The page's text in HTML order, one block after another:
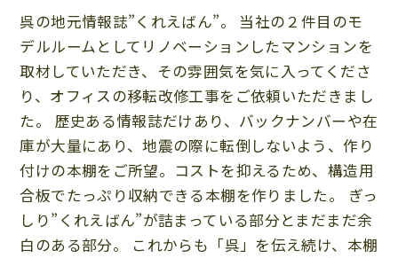
呉の地元情報誌”くれえばん”。 当社の２件目のモ
デルルームとしてリノベーションしたマンションを
取材していただき、その雰囲気を気に入ってくださ
り、オフィスの移転改修工事をご依頼いただきまし
た。 歴史ある情報誌だけあり、バックナンバーや在
庫が大量にあり、地震の際に転倒しないよう、作り
付けの本棚をご所望。コストを抑えるため、構造用
合板でたっぷり収納できる本棚を作りました。 ぎっ
しり”くれえばん”が詰まっている部分とまだまだ余
白のある部分。 これからも「呉」を伝え続け、本棚